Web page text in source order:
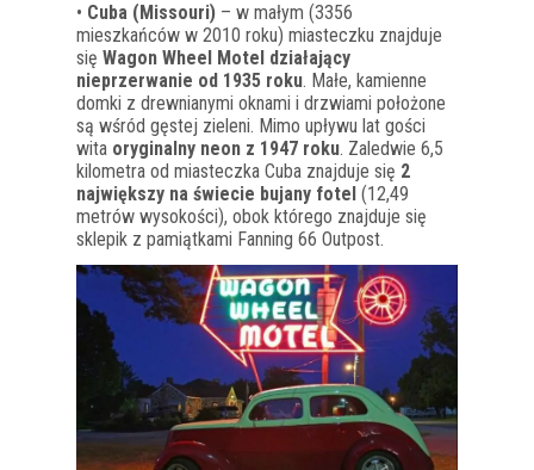
• Cuba (Missouri) – w małym (3356
mieszkańców w 2010 roku) miasteczku znajduje
się Wagon Wheel Motel działający
nieprzerwanie od 1935 roku. Małe, kamienne
domki z drewnianymi oknami i drzwiami położone
są wśród gęstej zieleni. Mimo upływu lat gości
wita oryginalny neon z 1947 roku. Zaledwie 6,5
kilometra od miasteczka Cuba znajduje się 2
największy na świecie bujany fotel (12,49
metrów wysokości), obok którego znajduje się
sklepik z pamiątkami Fanning 66 Outpost.